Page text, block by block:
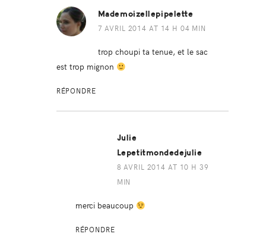
Mademoizellepipelette
7 AVRIL 2014 AT 14 H 04 MIN
trop choupi ta tenue, et le sac
est trop mignon
RÉPONDRE
Julie
Lepetitmondedejulie
8 AVRIL 2014 AT 10 H 39
MIN
merci beaucoup
RÉPONDRE